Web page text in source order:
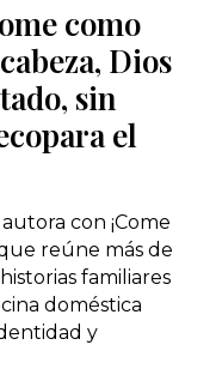
como
Dios
sin
el
con ¡Come
reúne más de
familiares
doméstica
y